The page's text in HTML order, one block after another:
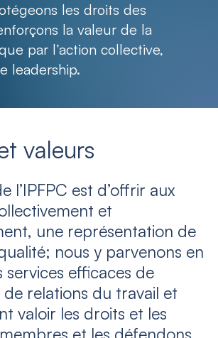
les droits des
la valeur de la
par l’action collective,
leadership.
valeurs
l’IPFPC est d’offrir aux
et
une représentation de
nous y parvenons en
services efficaces de
relations du travail et
valoir les droits et les